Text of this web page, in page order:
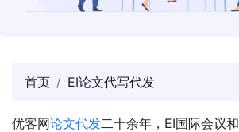
首页 EI论文代写代发
优客网论文代发二十余年，EI国际会议和